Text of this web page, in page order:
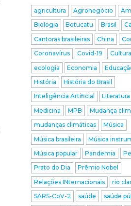
agricultura Agronegócio
Biologia
Botucatu Brasil
Cantoras brasileiras
China
Coronavírus
Covid-19
ecologia
Economia
História
História do Brasil
Inteligência Artificial
Literatura
Medicina
MPB
Mudança
mudanças climáticas
Música
Música brasileira
Música
Música popular
Pandemia
Prato do Dia
Prêmio Nobel
Relações INternacionais
rio
SARS-CoV-2
saúde
saúde